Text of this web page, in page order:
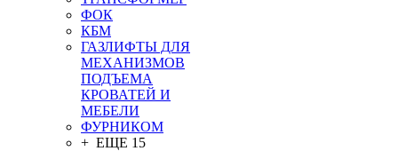
ФОК
КБМ
ГАЗЛИФТЫ ДЛЯ
МЕХАНИЗМОВ
ПОДЪЕМА
КРОВАТЕЙ И
МЕБЕЛИ
ФУРНИКОМ
+ ЕЩЕ 15